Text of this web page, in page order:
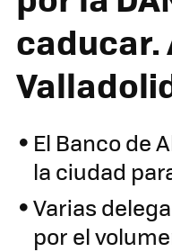
caducar.
El Banco de
la ciudad
Varias
por el